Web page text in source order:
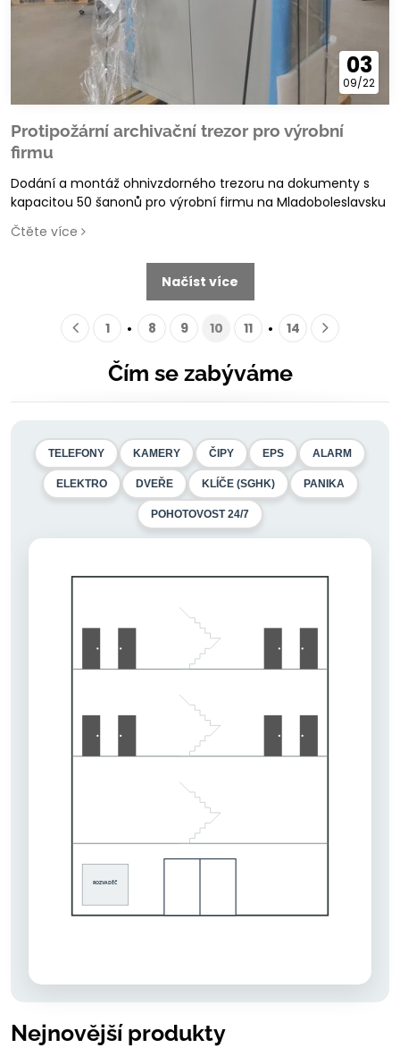
03
09/22
Protipožární archivační trezor pro výrobní
firmu
Dodání a montáž ohnivzdorného trezoru na dokumenty s
kapacitou 50 šanonů pro výrobní firmu na Mladoboleslavsku
Čtěte více
Načíst více
1 8 9 10 11 14
Čím se zabýváme
TELEFONY KAMERY ČIPY EPS ALARM
ELEKTRO DVEŘE KLÍČE (SGHK) PANIKA
POHOTOVOST 24/7
ROZVADĚČ
PROTIPOŽÁRNÍ PROTIPOŽÁRNÍ PROTIPOŽÁRNÍ PROTIPOŽÁRNÍ
Nejnovější produkty